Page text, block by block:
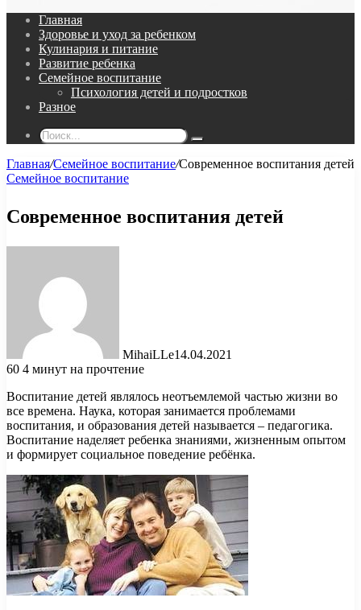
Главная
Здоровье и уход за ребенком
Кулинария и питание
Развитие ребенка
Семейное воспитание
Психология детей и подростков
Разное
Поиск...
Главная/Семейное воспитание/Современное воспитания детей
Семейное воспитание
Современное воспитания детей
MihaiLLe14.04.2021
60 4 минут на прочтение
Воспитание детей являлось неотъемлемой частью жизни во
все времена. Наука, которая занимается проблемами
воспитания, и образования детей называется – педагогика.
Воспитание наделяет ребенка знаниями, жизненным опытом
и формирует социальное поведение ребёнка.